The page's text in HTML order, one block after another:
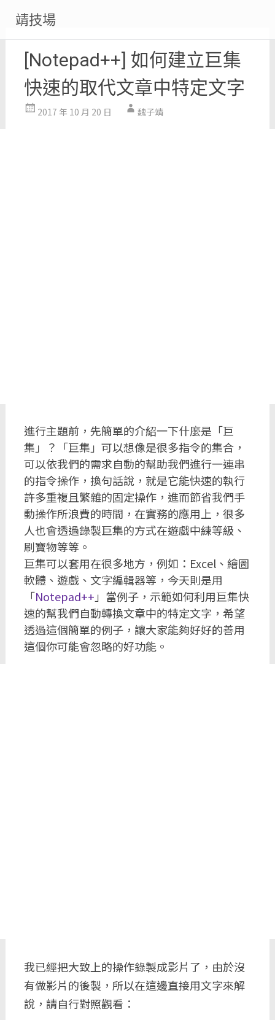
content
靖技場
[Notepad++] 如何建立巨集
快速的取代文章中特定文字
2017 年 10 月 20 日 魏子靖
進行主題前，先簡單的介紹一下什麼是「巨
集」？「巨集」可以想像是很多指令的集合，
可以依我們的需求自動的幫助我們進行一連串
的指令操作，換句話說，就是它能快速的執行
許多重複且繁雜的固定操作，進而節省我們手
動操作所浪費的時間，在實務的應用上，很多
人也會透過錄製巨集的方式在遊戲中練等級、
刷寶物等等。
巨集可以套用在很多地方，例如：Excel、繪圖
軟體、遊戲、文字編輯器等，今天則是用
「Notepad++ 」當例子，示範如何利用巨集快
速的幫我們自動轉換文章中的特定文字，希望
透過這個簡單的例子，讓大家能夠好好的善用
這個你可能會忽略的好功能。
我已經把大致上的操作錄製成影片了，由於沒
有做影片的後製，所以在這邊直接用文字來解
說，請自行對照觀看：